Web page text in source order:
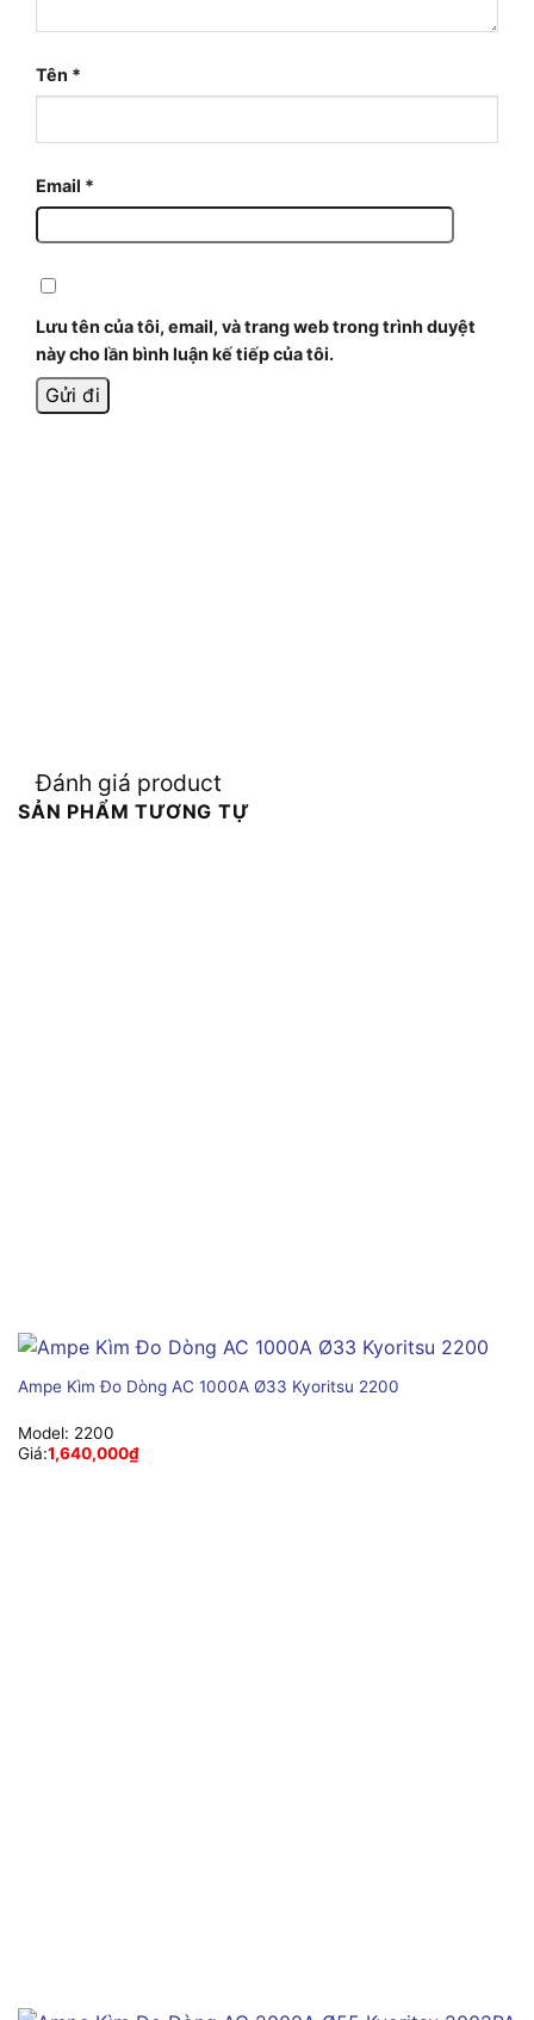
Tên *
Email *
Lưu tên của tôi, email, và trang web trong trình duyệt
này cho lần bình luận kế tiếp của tôi.
Đánh giá product
SẢN PHẨM TƯƠNG TỰ
Ampe Kìm Đo Dòng AC 1000A Ø33 Kyoritsu 2200
Model: 2200
Giá:1,640,000₫